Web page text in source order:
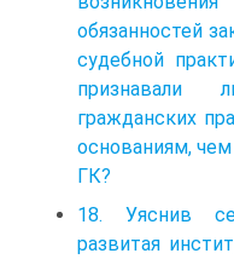
обязанностей
судебной
признавали
гражданских
основаниям,
ГК?
18. Уяснив
развитая